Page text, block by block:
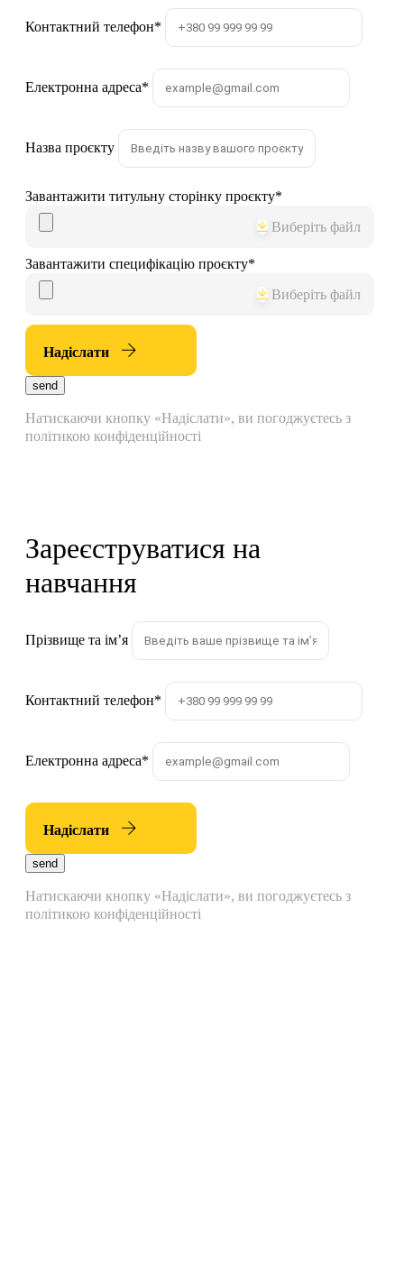
Контактний телефон*
Електронна адреса*
Назва проєкту
Завантажити титульну сторінку проєкту*
Виберіть файл
Завантажити специфікацію проєкту*
Виберіть файл
Надіслати
send
Натискаючи кнопку «Надіслати», ви погоджуєтесь з
політикою конфіденційності
Зареєструватися на
навчання
Прізвище та імʼя
Контактний телефон*
Електронна адреса*
Надіслати
send
Натискаючи кнопку «Надіслати», ви погоджуєтесь з
політикою конфіденційності